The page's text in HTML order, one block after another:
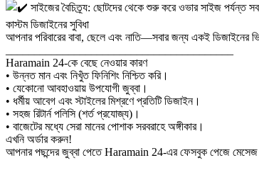
সাইজের বৈচিত্র্য: ছোটদের থেকে শুরু করে ওভার সাইজ পর্যন্ত
কাস্টম ডিজাইনের সুবিধা
আপনার পরিবারের বাবা, ছেলে এবং নাতি—সবার জন্য একই ডিজাইনের
Haramain 24-কে বেছে নেওয়ার কারণ
• উন্নত মান এবং নিখুঁত ফিনিশিং নিশ্চিত করি।
• যেকোনো আবহাওয়ায় উপযোগী জুব্বা।
• ধর্মীয় আবেগ এবং স্টাইলের মিশ্রণে প্রতিটি ডিজাইন।
• সহজ রিটার্ন পলিসি (শর্ত প্রযোজ্য)।
• বাজেটের মধ্যে সেরা মানের পোশাক সরবরাহে অঙ্গীকার।
এখনি অর্ডার করুন!
আপনার পছন্দের জুব্বা পেতে Haramain 24-এর ফেসবুক পেজে